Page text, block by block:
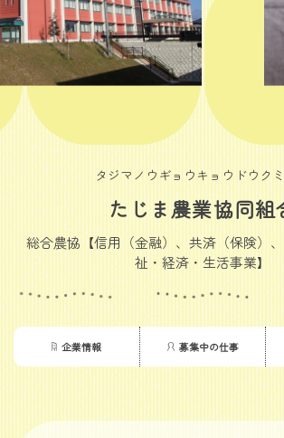
タジマノウギョウキョウドウク
たじま農業協同組
総合農協【信用（金融）、共済（保険）
祉・経済・生活事業】
企業情報 募集中の仕事